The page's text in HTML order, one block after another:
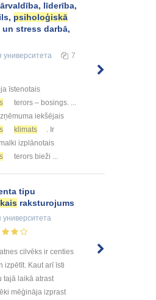
līderība,
psiholoģiskā
stress darbā,
университета 7
īstenotais
terors – bosings. ...
iekšējais
klimats
. Ir
izplānotais
terors bieži ...
tipu
raksturojums
университета
cilvēks ir centies
izpētīt. Kaut arī īsti
tajā laikā atrast
mēģināja izprast